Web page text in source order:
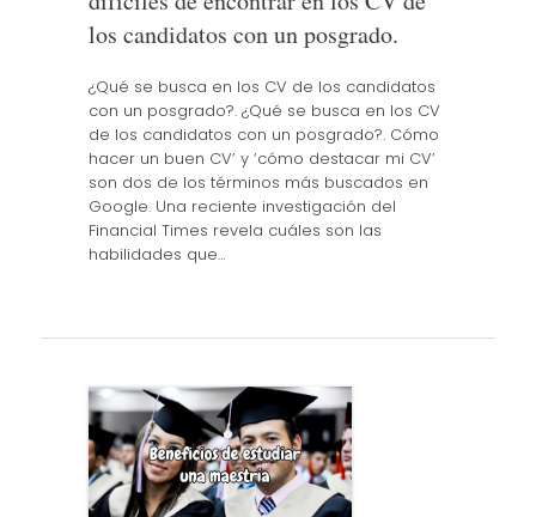
los candidatos con un posgrado.
¿Qué se busca en los CV de los candidatos
con un posgrado?. ¿Qué se busca en los CV
de los candidatos con un posgrado?. Cómo
hacer un buen CV’ y ‘cómo destacar mi CV’
son dos de los términos más buscados en
Google. Una reciente investigación del
Financial Times revela cuáles son las
habilidades que…